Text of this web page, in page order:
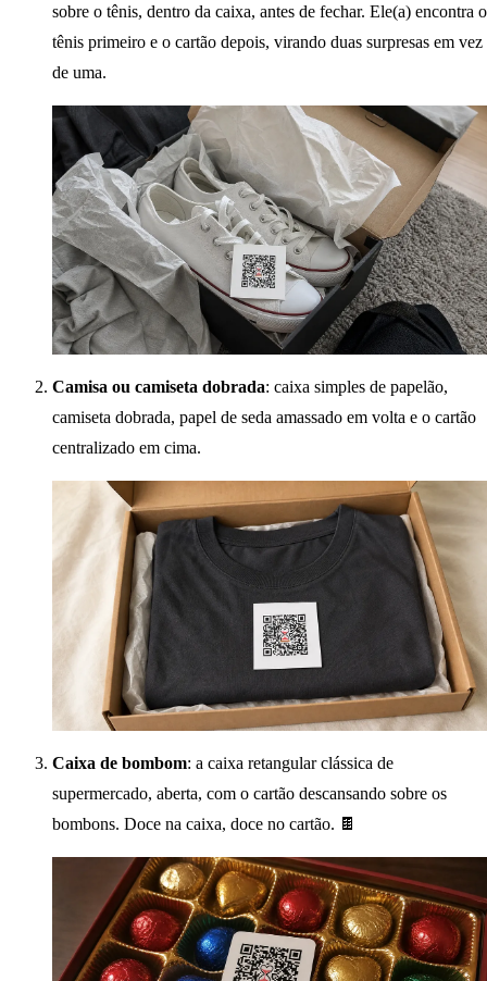
sobre o tênis, dentro da caixa, antes de fechar. Ele(a) encontra o
tênis primeiro e o cartão depois, virando duas surpresas em vez
de uma.
Camisa ou camiseta dobrada: caixa simples de papelão,
camiseta dobrada, papel de seda amassado em volta e o cartão
centralizado em cima.
Caixa de bombom: a caixa retangular clássica de
supermercado, aberta, com o cartão descansando sobre os
bombons. Doce na caixa, doce no cartão. 🍫